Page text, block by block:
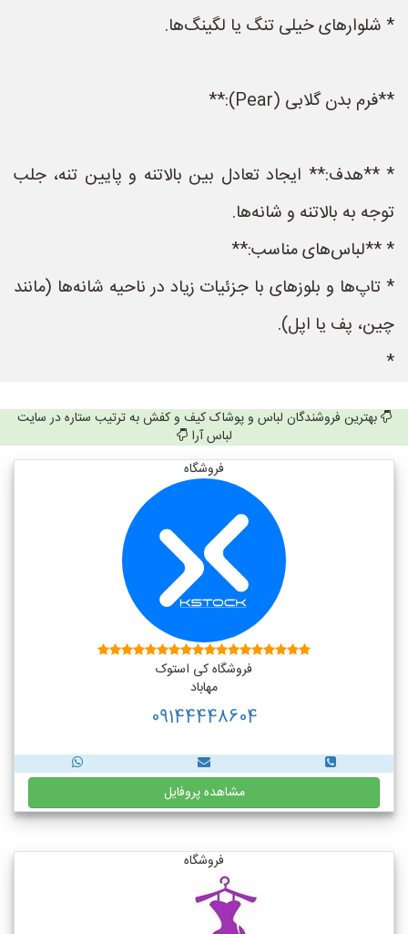
* شلوارهای خیلی تنگ یا لگینگ‌ها.
**فرم بدن گلابی (Pear):**
* **هدف:** ایجاد تعادل بین بالاتنه و پایین تنه، جلب
توجه به بالاتنه و شانه‌ها.
* **لباس‌های مناسب:**
* تاپ‌ها و بلوزهای با جزئیات زیاد در ناحیه شانه‌ها (مانند
چین، پف یا اپل).
*
بهترین فروشندگان لباس و پوشاک کیف و کفش به ترتیب ستاره در سایت
لباس آرا
فروشگاه
فروشگاه کی استوک
مهاباد
09144448604
مشاهده پروفایل
فروشگاه